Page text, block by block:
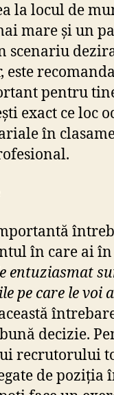
la locul de
mare și un
scenariu
pentru
exact ce loc
în
în care ai
entuziasmat
pe care le voi
decizie.
recrutorului
de poziția